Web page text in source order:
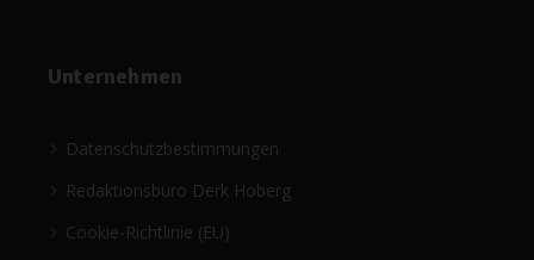
Unternehmen
Datenschutzbestimmungen
Redaktionsbüro Derk Hoberg
Cookie-Richtlinie (EU)